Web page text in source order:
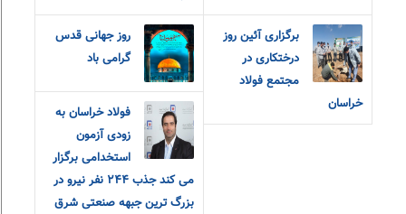
برگزاری آئین روز
درختکاری در
مجتمع فولاد
خراسان
روز جهانی قدس
گرامی باد
فولاد خراسان به
زودی آزمون
استخدامی برگزار
می کند جذب ٢۴۴ نفر نیرو در
بزرگ ترین جبهه صنعتی شرق